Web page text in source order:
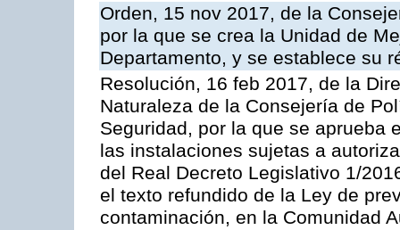
Orden, 15 nov 2017, de la
por la que se crea la Unidad de
Departamento, y se establece su
Resolución, 16 feb 2017, de la
Naturaleza de la Consejería de
Seguridad, por la que se aprueba
las instalaciones sujetas a
del Real Decreto Legislativo 1/
el texto refundido de la Ley de
contaminación, en la Comunidad